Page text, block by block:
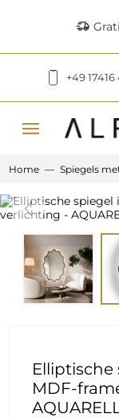
delivery_truck_speed
+49 17416
menu
Home Spiegels
Previous
MDF-